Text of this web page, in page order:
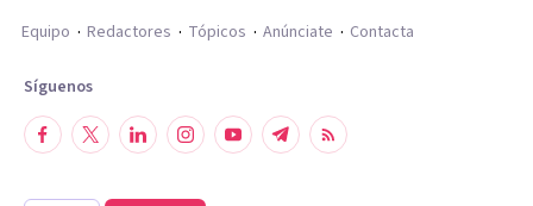
Equipo
Redactores Tópicos Anúnciate Contacta
Síguenos